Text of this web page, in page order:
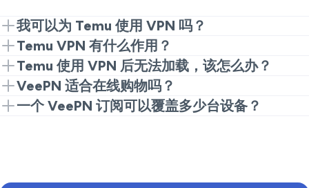
我可以为 Temu 使用 VPN 吗？
可以，VPN 让您从任何地方安全访问 Temu。只需连接
到支持的地区，即可照常购物。
Temu VPN 有什么作用？
VPN 会加密您的连接、保护数据，让您访问 Temu 的
完整商品范围，同时保持活动私密。
Temu 使用 VPN 后无法加载，该怎么办？
如果 Temu 无法加载，请尝试切换到同一地区的其他
VPN 服务器，或刷新应用。
VeePN 适合在线购物吗？
当然！VeePN 让您的在线购物更安全、更便捷，在公
一个 VeePN 订阅可以覆盖多少台设备？